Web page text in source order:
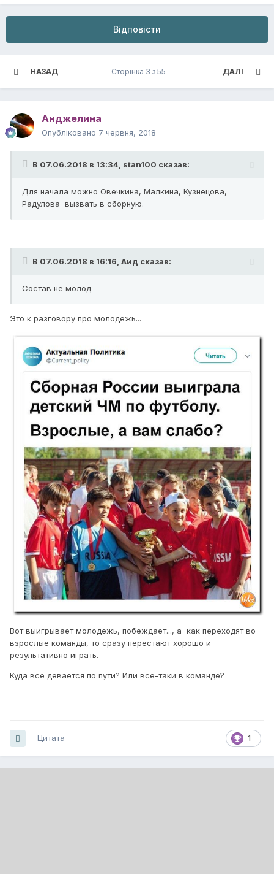
Відповісти
НАЗАД ДАЛІ
Сторінка 3 з 55
Анджелина
Опубліковано 7 червня, 2018
В 07.06.2018 в 13:34, stan100 сказав:
Для начала можно Овечкина, Малкина, Кузнецова,
Радулова вызвать в сборную.
В 07.06.2018 в 16:16, Аид сказав:
Состав не молод
Это к разговору про молодежь...
Вот выигрывает молодежь, побеждает..., а как переходят во
взрослые команды, то сразу перестают хорошо и
результативно играть.
Куда всё девается по пути? Или всё-таки в команде?
1
Цитата